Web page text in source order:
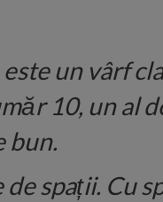
un vârf
10, un al
bun.
spații. Cu